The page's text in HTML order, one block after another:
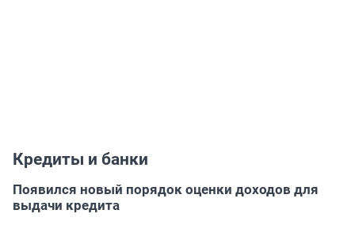
Кредиты и банки
Появился новый порядок оценки доходов для
выдачи кредита